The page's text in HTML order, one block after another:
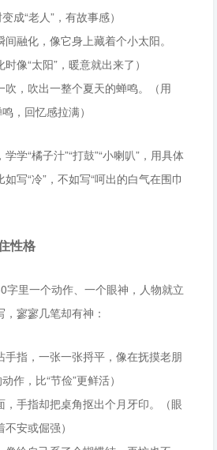
成“老人”，有故事感）
融化，像它身上藏着个小太阳。
像“太阳”，暖意就出来了）
吹，吹出一整个夏天的蝉鸣。（用
，回忆感拉满）
学“橘子汁”“打鼓”“小喇叭”，用具体
写“冷”，不如写“呵出的白气在围巾
性格
字里一个动作、一个眼神，人物就立
寥寥几笔却有神：
手指，一张一张捋平，像在抚摸老朋
作，比“节俭”更鲜活）
，手指却把桌角抠出个月牙印。（眼
安或倔强）